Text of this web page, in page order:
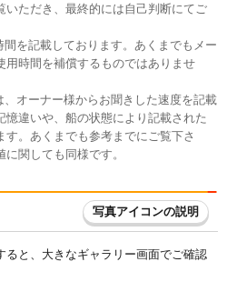
いただき、最終的には自己判断にてご
を記載しております。あくまでもメー
用時間を補償するものではありませ
オーナー様からお聞きした速度を記載
憶違いや、船の状態により記載された
。あくまでも参考までにご覧下さ
関しても同様です。
写真アイコンの説明
ると、大きなギャラリー画面でご確認